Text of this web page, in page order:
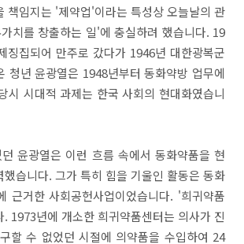
책임지는 '제약업'이라는 특성상 오늘날의 관
치를 창출하는 일'에 충실하려 했습니다. 19
징집되어 만주로 갔다가 1946년 대한광복군
청년 윤광열은 1948년부터 동화약방 업무에
시 시대적 과제는 한국 사회의 현대화였습니
윤광열은 이런 흐름 속에서 동화약품을 현
했습니다. 그가 특히 힘을 기울인 활동은 동화
근거한 사회공헌사업이었습니다. '희귀약품
1973년에 개소한 희귀약품센터는 의사가 진
할 수 없었던 시절에 의약품을 수입하여 24